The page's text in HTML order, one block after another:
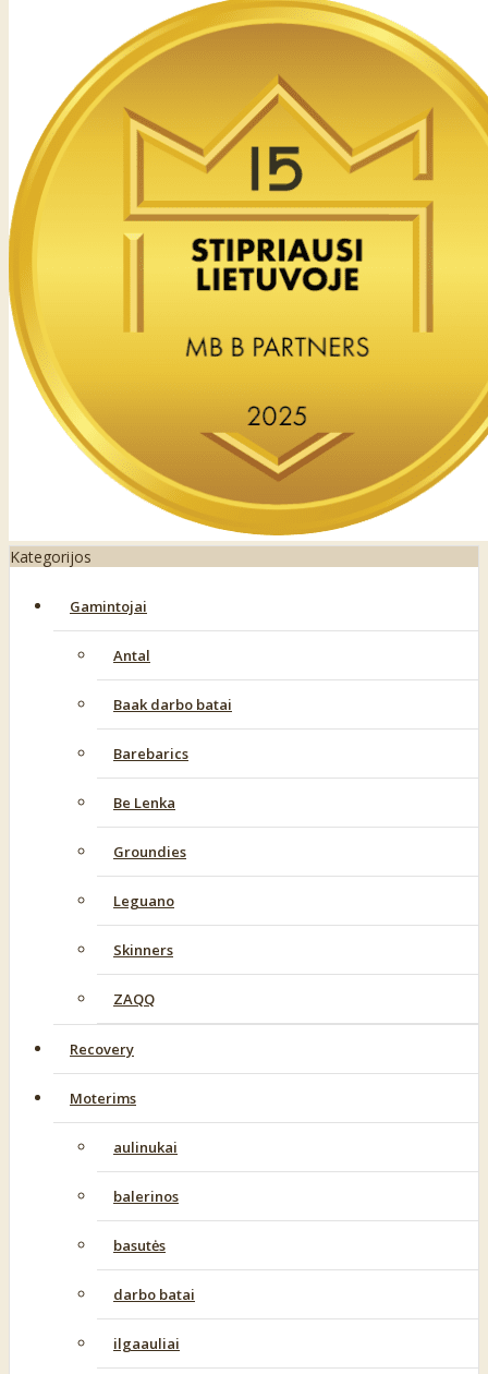
Kategorijos
Gamintojai
Antal
Baak darbo batai
Barebarics
Be Lenka
Groundies
Leguano
Skinners
ZAQQ
Recovery
Moterims
aulinukai
balerinos
basutės
darbo batai
ilgaauliai